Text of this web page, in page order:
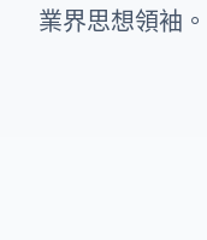
業界思想領袖。